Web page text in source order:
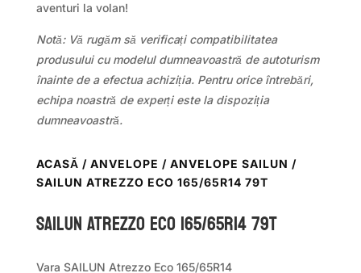
aventuri la volan!
Notă: Vă rugăm să verificați compatibilitatea
produsului cu modelul dumneavoastră de autoturism
înainte de a efectua achiziția. Pentru orice întrebări,
echipa noastră de experți este la dispoziția
dumneavoastră.
ACASĂ / ANVELOPE / ANVELOPE SAILUN /
SAILUN ATREZZO ECO 165/65R14 79T
Sailun ATREZZO ECO 165/65R14 79T
Vara SAILUN Atrezzo Eco 165/65R14